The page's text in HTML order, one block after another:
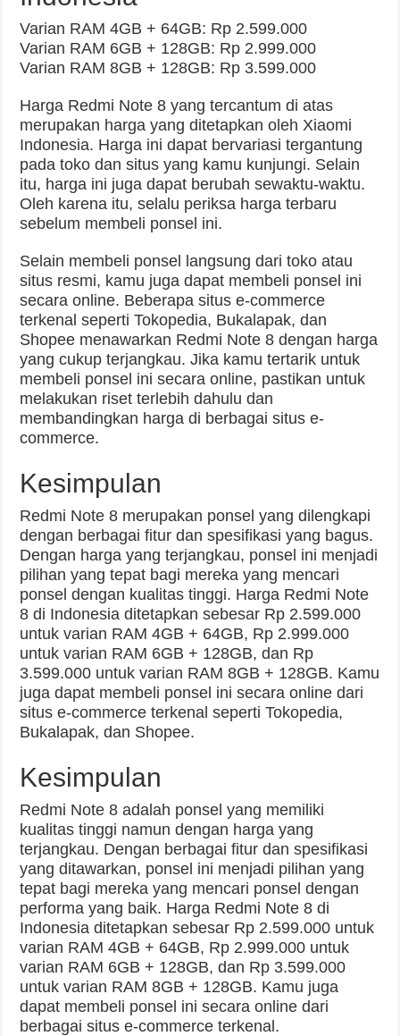
Varian RAM 4GB + 64GB: Rp 2.599.000
Varian RAM 6GB + 128GB: Rp 2.999.000
Varian RAM 8GB + 128GB: Rp 3.599.000
Harga Redmi Note 8 yang tercantum di atas
merupakan harga yang ditetapkan oleh Xiaomi
Indonesia. Harga ini dapat bervariasi tergantung
pada toko dan situs yang kamu kunjungi. Selain
itu, harga ini juga dapat berubah sewaktu-waktu.
Oleh karena itu, selalu periksa harga terbaru
sebelum membeli ponsel ini.
Selain membeli ponsel langsung dari toko atau
situs resmi, kamu juga dapat membeli ponsel ini
secara online. Beberapa situs e-commerce
terkenal seperti Tokopedia, Bukalapak, dan
Shopee menawarkan Redmi Note 8 dengan harga
yang cukup terjangkau. Jika kamu tertarik untuk
membeli ponsel ini secara online, pastikan untuk
melakukan riset terlebih dahulu dan
membandingkan harga di berbagai situs e-
commerce.
Kesimpulan
Redmi Note 8 merupakan ponsel yang dilengkapi
dengan berbagai fitur dan spesifikasi yang bagus.
Dengan harga yang terjangkau, ponsel ini menjadi
pilihan yang tepat bagi mereka yang mencari
ponsel dengan kualitas tinggi. Harga Redmi Note
8 di Indonesia ditetapkan sebesar Rp 2.599.000
untuk varian RAM 4GB + 64GB, Rp 2.999.000
untuk varian RAM 6GB + 128GB, dan Rp
3.599.000 untuk varian RAM 8GB + 128GB. Kamu
juga dapat membeli ponsel ini secara online dari
situs e-commerce terkenal seperti Tokopedia,
Bukalapak, dan Shopee.
Kesimpulan
Redmi Note 8 adalah ponsel yang memiliki
kualitas tinggi namun dengan harga yang
terjangkau. Dengan berbagai fitur dan spesifikasi
yang ditawarkan, ponsel ini menjadi pilihan yang
tepat bagi mereka yang mencari ponsel dengan
performa yang baik. Harga Redmi Note 8 di
Indonesia ditetapkan sebesar Rp 2.599.000 untuk
varian RAM 4GB + 64GB, Rp 2.999.000 untuk
varian RAM 6GB + 128GB, dan Rp 3.599.000
untuk varian RAM 8GB + 128GB. Kamu juga
dapat membeli ponsel ini secara online dari
berbagai situs e-commerce terkenal.